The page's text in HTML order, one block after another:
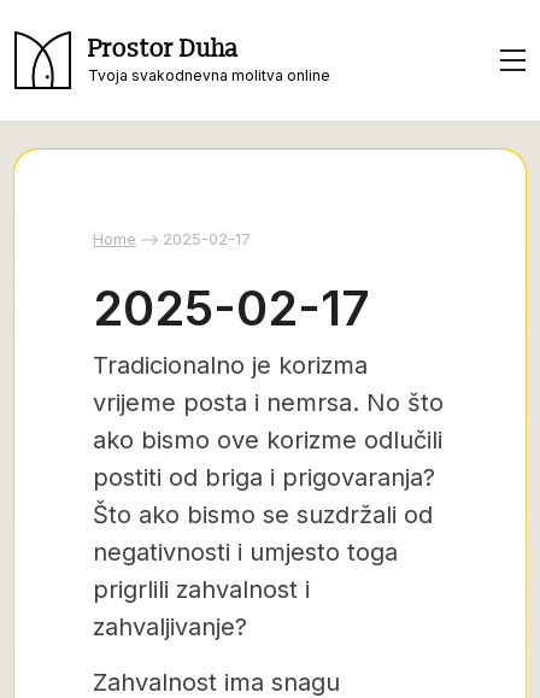
Prostor Duha
Tvoja svakodnevna molitva online
Home 2025-02-17
2025-02-17
Tradicionalno je korizma
vrijeme posta i nemrsa. No što
ako bismo ove korizme odlučili
postiti od briga i prigovaranja?
Što ako bismo se suzdržali od
negativnosti i umjesto toga
prigrlili zahvalnost i
zahvaljivanje?
Zahvalnost ima snagu